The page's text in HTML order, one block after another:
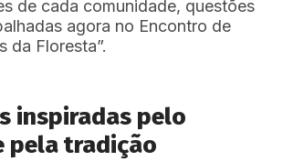
de cada comunidade, questões
agora no Encontro de
da Floresta”.
inspiradas pelo
pela tradição